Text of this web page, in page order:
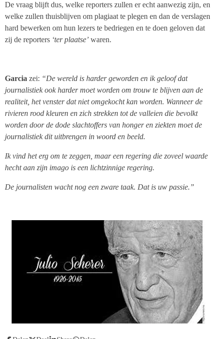
De vraag blijft dus, welke reporters zullen er echt aanwezig zijn, en
welke zullen thuisblijven om plagiaat te plegen en dan de verslagen
hard bewerken om hun lezers te bedriegen en te doen geloven dat
zij de reporters ‘ter plaatse’ waren.
Garcia zei: “De wereld is harder geworden en ik geloof dat
journalistiek ook harder moet worden om trouw te blijven aan de
realiteit, het venster dat niet omgekocht kan worden. Wanneer de
rivieren rood kleuren en zich strekken tot de valleien die bevolkt
worden door de dode slachtoffers van honger en ziekten moet de
journalistiek dit uitbrengen in woord en beeld.
Ik vind het erg om te zeggen, maar een regering die zoveel waarde
hecht aan zijn imago is een lichtzinnige regering.
De journalisten wacht nog een zware taak. Dat is uw passie.”